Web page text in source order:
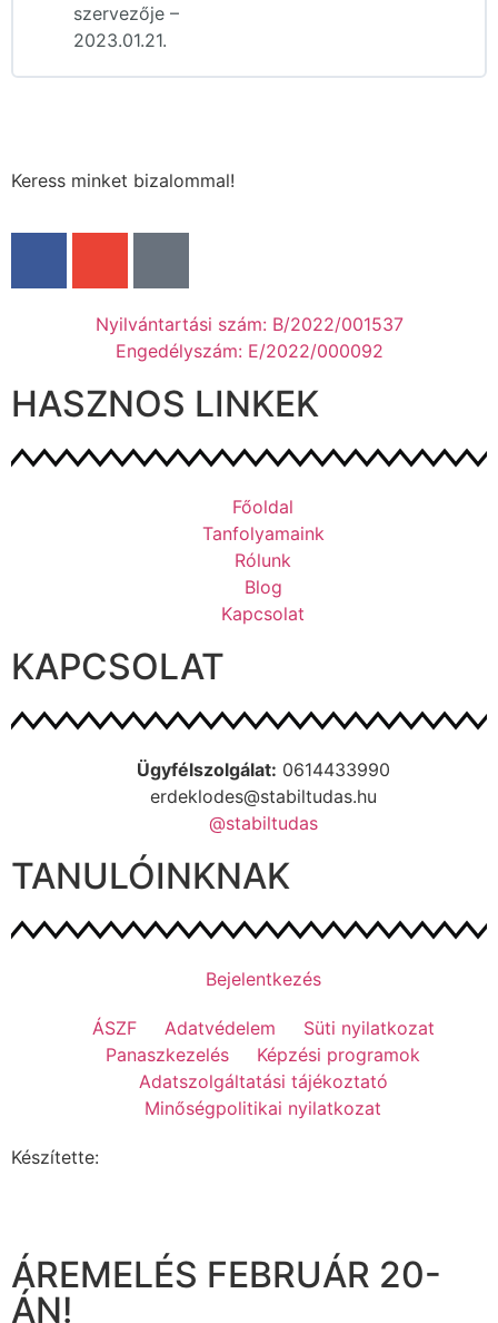
szervezője –
2023.01.21.
Keress minket bizalommal!
Nyilvántartási szám: B/2022/001537
Engedélyszám: E/2022/000092
HASZNOS LINKEK
Főoldal
Tanfolyamaink
Rólunk
Blog
Kapcsolat
KAPCSOLAT
Ügyfélszolgálat: 0614433990
erdeklodes@stabiltudas.hu
@stabiltudas
TANULÓINKNAK
Bejelentkezés
ÁSZF Adatvédelem
Süti nyilatkozat
Panaszkezelés
Képzési programok
Adatszolgáltatási tájékoztató
Minőségpolitikai nyilatkozat
Készítette:
ÁREMELÉS FEBRUÁR 20-
ÁN!